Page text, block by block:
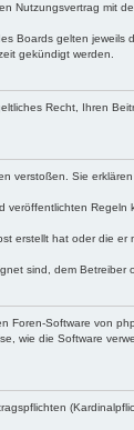
Nutzungsvertrag mit
Boards gelten jeweils
gekündigt werden.
Recht, Ihren
Sie
hat oder die
sind, dem Betreiber
Foren-Software von
wie die Software